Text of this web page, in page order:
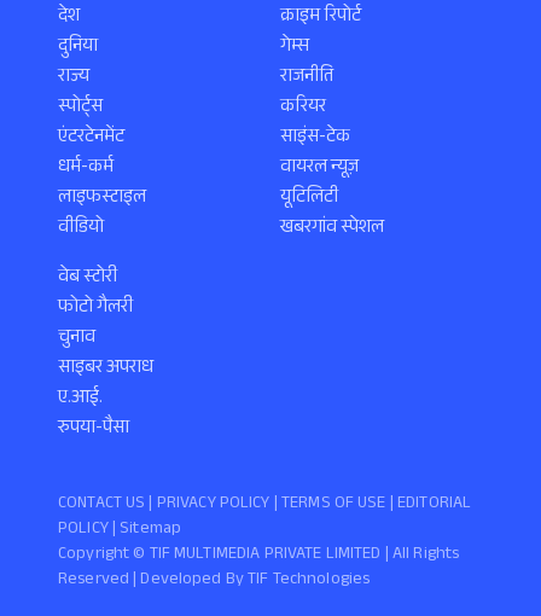
देश
दुनिया
राज्य
स्पोर्ट्स
एंटरटेनमेंट
धर्म-कर्म
लाइफस्टाइल
वीडियो
क्राइम रिपोर्ट
गेम्स
राजनीति
करियर
साइंस-टेक
वायरल न्यूज़
यूटिलिटी
खबरगांव स्पेशल
वेब स्टोरी
फोटो गैलरी
चुनाव
साइबर अपराध
ए.आई.
रुपया-पैसा
Copyright ©️ TIF MULTIMEDIA PRIVATE LIMITED | All Rights
Reserved | Developed ByTIF Technologies
CONTACT US | PRIVACY POLICY |TERMS OF USE | EDITORIAL
POLICY| Sitemap